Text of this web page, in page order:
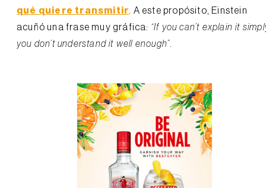
qué quiere transmitir. A este propósito, Einstein
acuñó una frase muy gráfica: “If you can’t explain it
you don’t understand it well enough”.